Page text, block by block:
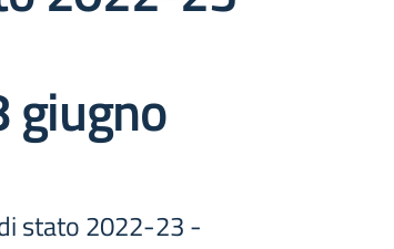
giugno
stato 2022-23 -